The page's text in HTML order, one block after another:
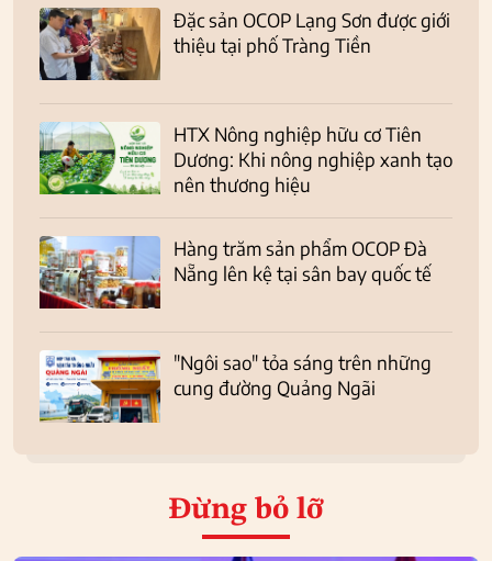
Đặc sản OCOP Lạng Sơn được giới
thiệu tại phố Tràng Tiền
HTX Nông nghiệp hữu cơ Tiên
Dương: Khi nông nghiệp xanh tạo
nên thương hiệu
Hàng trăm sản phẩm OCOP Đà
Nẵng lên kệ tại sân bay quốc tế
"Ngôi sao" tỏa sáng trên những
cung đường Quảng Ngãi
Đừng bỏ lỡ